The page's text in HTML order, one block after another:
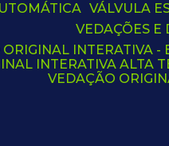
VÁLVULA
VEDAÇÕES
ORIGINAL INTERATIVA -
INTERATIVA ALTA
VEDAÇÃO